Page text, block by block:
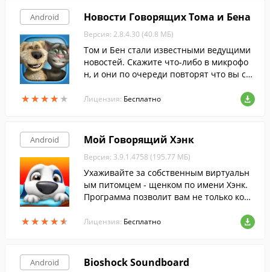
Android
★★★★ ★
★★★★ ★
Новости Говорящих Тома и Бена
Версия: 2.8.4.30 (40.8 МБ)
Том и Бен стали известными ведущими
новостей. Скажите что-либо в микрофо
н, и они по очереди повторят что вы ска
Лицензия: Бесплатно
Android
★★★★★
★★★★★
Мой Говорящий Хэнк
Версия: 3.9.1.4758 (195.77 МБ)
Ухаживайте за собственным виртуальн
ым питомцем - щенком по имени Хэнк.
Программа позволит вам не только кор
венного щенка, но и говорить с ним.
Лицензия: Бесплатно
Android Bioshock Soundboard